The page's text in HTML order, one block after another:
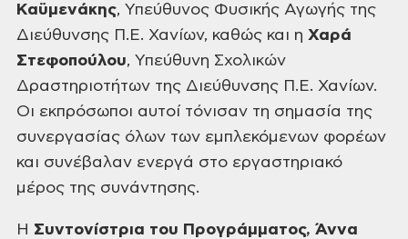
Καϋμενάκης, Υπεύθυνος Φυσικής Αγωγής της
Διεύθυνσης Π.Ε. Χανίων, καθώς και η Χαρά
Στεφοπούλου, Υπεύθυνη Σχολικών
Δραστηριοτήτων της Διεύθυνσης Π.Ε. Χανίων.
Οι εκπρόσωποι αυτοί τόνισαν τη σημασία της
συνεργασίας όλων των εμπλεκόμενων φορέων
και συνέβαλαν ενεργά στο εργαστηριακό
μέρος της συνάντησης.
Η Συντονίστρια του Προγράμματος, Άννα